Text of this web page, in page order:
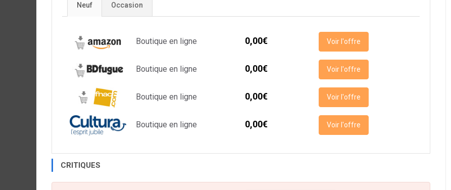
Neuf Occasion
Boutique en ligne 0,00€ Voir l'offre
Boutique en ligne 0,00€ Voir l'offre
Boutique en ligne 0,00€ Voir l'offre
Boutique en ligne 0,00€ Voir l'offre
CRITIQUES